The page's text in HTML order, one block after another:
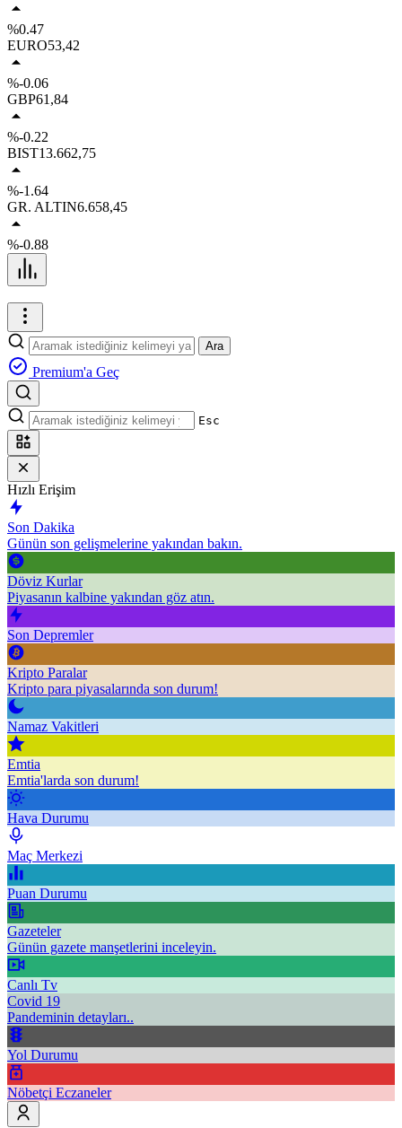
%0.47
EURO53,42
%-0.06
GBP61,84
%-0.22
BIST13.662,75
%-1.64
GR. ALTIN6.658,45
%-0.88
Ara
Premium'a Geç
Esc
Hızlı Erişim
Son Dakika
Günün son gelişmelerine yakından bakın.
Döviz Kurlar
Piyasanın kalbine yakından göz atın.
Son Depremler
Kripto Paralar
Kripto para piyasalarında son durum!
Namaz Vakitleri
Emtia
Emtia'larda son durum!
Hava Durumu
Maç Merkezi
Puan Durumu
Gazeteler
Günün gazete manşetlerini inceleyin.
Canlı Tv
Covid 19
Pandeminin detayları..
Yol Durumu
Nöbetçi Eczaneler